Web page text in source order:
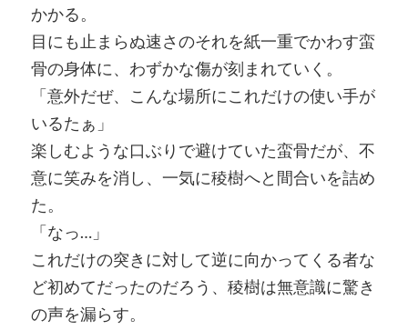
かかる。
目にも止まらぬ速さのそれを紙一重でかわす蛮
骨の身体に、わずかな傷が刻まれていく。
「意外だぜ、こんな場所にこれだけの使い手が
いるたぁ」
楽しむような口ぶりで避けていた蛮骨だが、不
意に笑みを消し、一気に稜樹へと間合いを詰め
た。
「なっ…」
これだけの突きに対して逆に向かってくる者な
ど初めてだったのだろう、稜樹は無意識に驚き
の声を漏らす。